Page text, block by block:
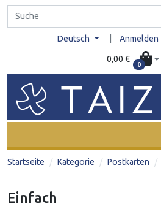
Deutsch Anmelden
0,00 €
0
Startseite Kategorie Postkarten
Einfach